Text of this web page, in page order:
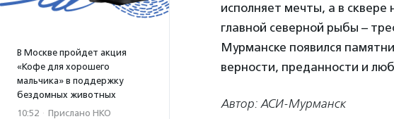
В Москве пройдет акция
«Кофе для хорошего
мальчика» в поддержку
бездомных животных
10:52 · Прислано НКО
исполняет мечты, а в сквере
главной северной рыбы –
Мурманске появился
верности, преданности и
Автор: АСИ-Мурманск